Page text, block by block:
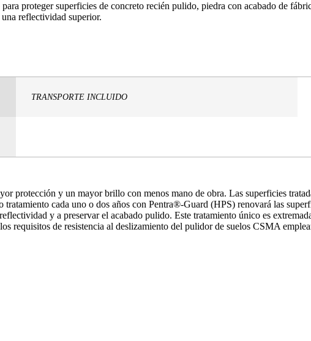
proteger superficies de concreto recién pulido, piedra con acabado de
reflectividad superior.
TRANSPORTE INCLUIDO
protección y un mayor brillo con menos mano de obra. Las superficies
cada uno o dos años con Pentra®-Guard (HPS) renovará las
y a preservar el acabado pulido. Este tratamiento único es
requisitos de resistencia al deslizamiento del pulidor de suelos CSMA